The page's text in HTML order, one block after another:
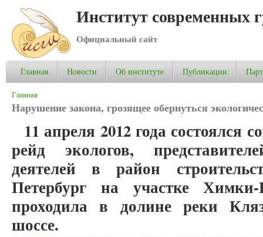
Институт современных
Официальный сайт
Главная Новости Об институте Публикации
Вы здесь
Главная
Нарушение закона, грозящее обернуться
11 апреля 2012 года
рейд экологов,
деятелей в район
Петербург на участке
проходила в долине реки
шоссе.